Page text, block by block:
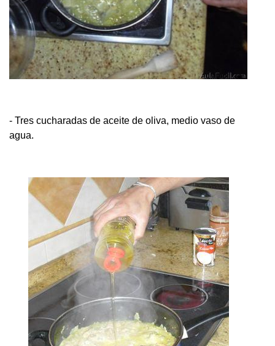
- Tres cucharadas de aceite de oliva, medio vaso de
agua.